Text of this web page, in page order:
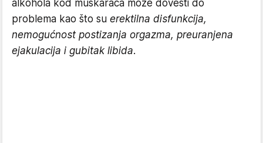
alkohola kod muškaraca može dovesti do
problema kao što su erektilna disfunkcija,
nemogućnost postizanja orgazma, preuranjena
ejakulacija i gubitak libida.